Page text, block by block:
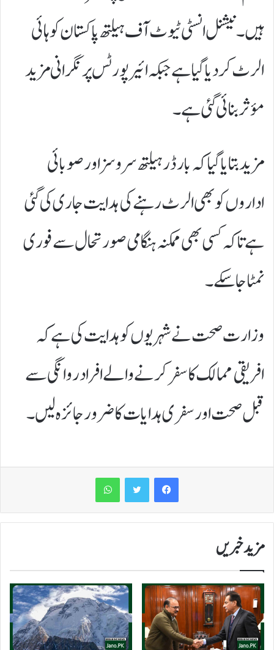
ہیں۔ نیشنل انسٹی ٹیوٹ آف ہیلتھ پاکستان کو ہائی
الرٹ کر دیا گیا ہے جبکہ ائیرپورٹس پر نگرانی مزید
مؤثر بنائی گئی ہے۔
مزید بتایا گیا کہ بارڈر ہیلتھ سروسز اور صوبائی
اداروں کو بھی الرٹ رہنے کی ہدایت جاری کی گئی
ہے تاکہ کسی بھی ممکنہ ہنگامی صورتحال سے فوری
نمٹا جا سکے۔
وزارت صحت نے شہریوں کو ہدایت کی ہے کہ
افریقی ممالک کا سفر کرنے والے افراد روانگی سے
قبل صحت اور سفری ہدایات کا ضرور جائزہ لیں۔
WhatsApp
مزید خبریں